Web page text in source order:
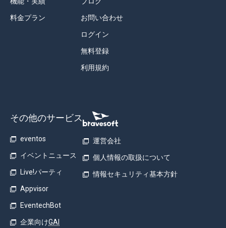
料金プラン お問い合わせ
ログイン
無料登録
利用規約
その他のサービス
eventos
イベントニュース
Live!パーティ
Appvisor
EventechBot
企業向けGAI
運営会社
個人情報の取扱について
情報セキュリティ基本方針